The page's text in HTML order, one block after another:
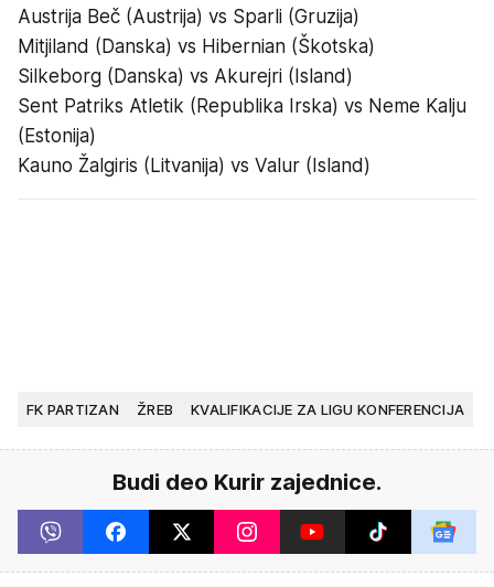
Austrija Beč (Austrija) vs Sparli (Gruzija)
Mitjiland (Danska) vs Hibernian (Škotska)
Silkeborg (Danska) vs Akurejri (Island)
Sent Patriks Atletik (Republika Irska) vs Neme Kalju
(Estonija)
Kauno Žalgiris (Litvanija) vs Valur (Island)
FK PARTIZAN ŽREB KVALIFIKACIJE ZA LIGU KONFERENCIJA
Budi deo Kurir zajednice.